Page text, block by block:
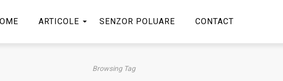
ARTICOLE SENZOR POLUARE CONTACT
Browsing Tag